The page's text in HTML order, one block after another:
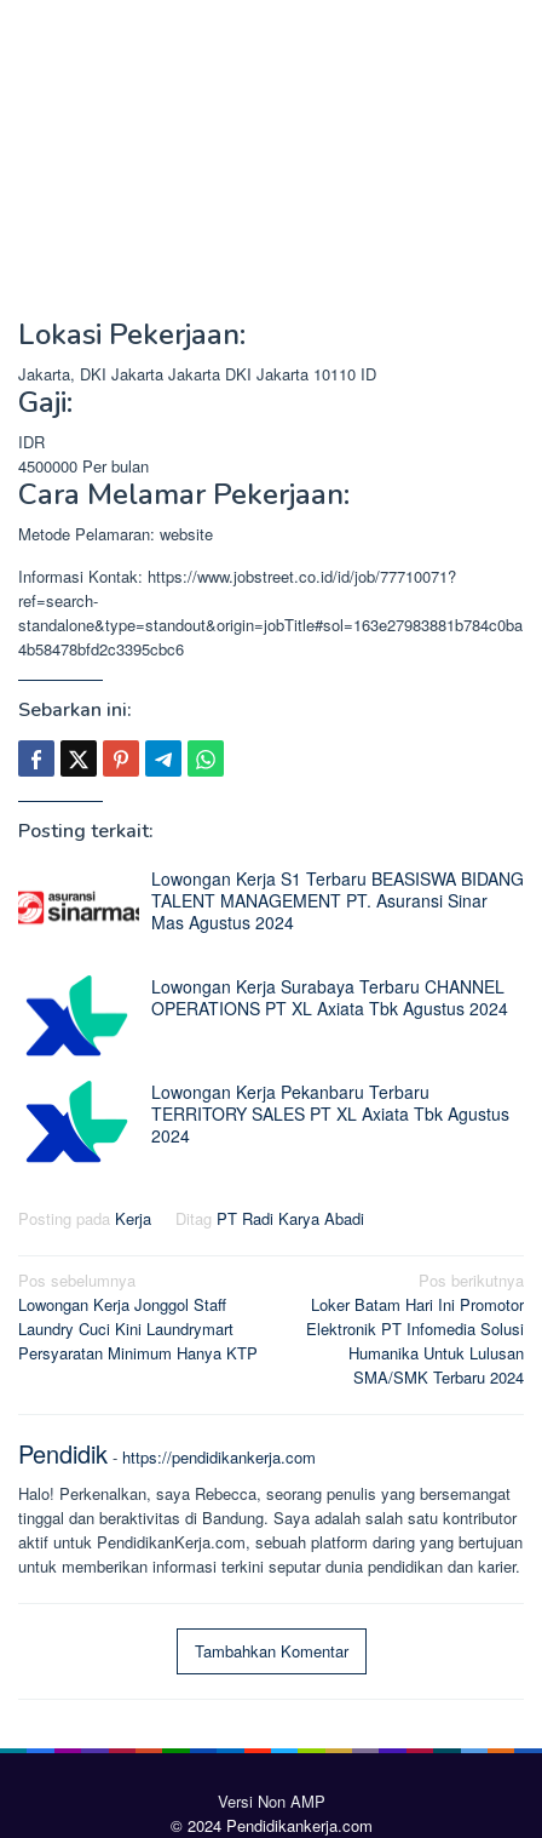
Lokasi Pekerjaan:
Jakarta, DKI Jakarta Jakarta DKI Jakarta 10110 ID
Gaji:
IDR
4500000 Per bulan
Cara Melamar Pekerjaan:
Metode Pelamaran: website
Informasi Kontak: https://www.jobstreet.co.id/id/job/77710071?
ref=search-
standalone&type=standout&origin=jobTitle#sol=163e27983881b784c0ba
4b58478bfd2c3395cbc6
Sebarkan ini:
Posting terkait:
Lowongan Kerja S1 Terbaru BEASISWA BIDANG
TALENT MANAGEMENT PT. Asuransi Sinar
Mas Agustus 2024
Lowongan Kerja Surabaya Terbaru CHANNEL
OPERATIONS PT XL Axiata Tbk Agustus 2024
Lowongan Kerja Pekanbaru Terbaru
TERRITORY SALES PT XL Axiata Tbk Agustus
2024
Posting pada Kerja Ditag PT Radi Karya Abadi
Navigasi
pos
Pos sebelumnya
Lowongan Kerja Jonggol Staff
Laundry Cuci Kini Laundrymart
Persyaratan Minimum Hanya KTP
Pos berikutnya
Loker Batam Hari Ini Promotor
Elektronik PT Infomedia Solusi
Humanika Untuk Lulusan
SMA/SMK Terbaru 2024
Pendidik - https://pendidikankerja.com
Halo! Perkenalkan, saya Rebecca, seorang penulis yang bersemangat
tinggal dan beraktivitas di Bandung. Saya adalah salah satu kontributor
aktif untuk PendidikanKerja.com, sebuah platform daring yang bertujuan
untuk memberikan informasi terkini seputar dunia pendidikan dan karier.
Tambahkan Komentar
Versi Non AMP
© 2024 Pendidikankerja.com